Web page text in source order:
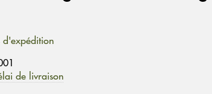
d'expédition
de livraison